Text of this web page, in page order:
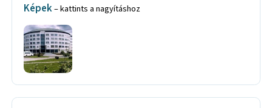
Képek– kattints a nagyításhoz